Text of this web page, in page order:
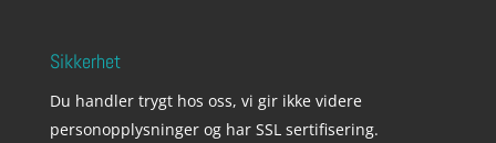
Sikkerhet
Du handler trygt hos oss, vi gir ikke videre
personopplysninger og har SSL sertifisering.